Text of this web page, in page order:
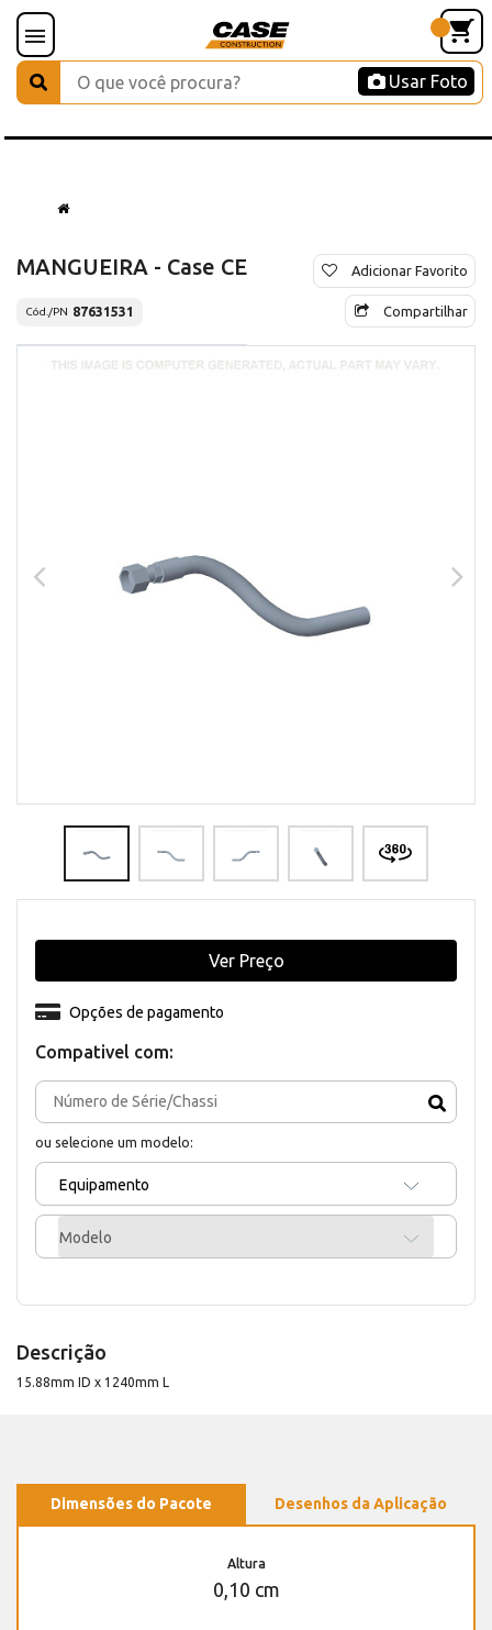
Usar Foto
MANGUEIRA - Case CE
Cód./PN 87631531
Adicionar Favorito
Compartilhar
Compativel com:
ou selecione um modelo:
Equipamento
Modelo
Opções de pagamento
Ver Preço
Descrição
15.88mm ID x 1240mm L
Dimensões do Pacote Desenhos da Aplicação
Altura
0,10 cm